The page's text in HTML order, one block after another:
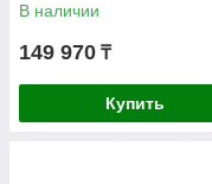
В наличии
149 970 ₸
Купить